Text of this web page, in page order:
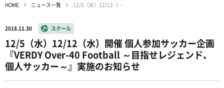
HOME ニュース一覧 12/5（水）12/12（水）開催 個人参加サッカー企画『VERDY Over-40 Football ～目指せレジェンド、個人サッカー～』実施のお知らせ
2018.11.30 スクール
12/5（水）12/12（水）開催 個人参加サッカー企画
『VERDY Over-40 Football ～目指せレジェンド、
個人サッカー～』実施のお知らせ